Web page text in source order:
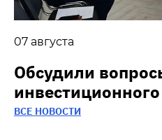
07 августа
Обсудили
ВСЕ НОВОСТИ